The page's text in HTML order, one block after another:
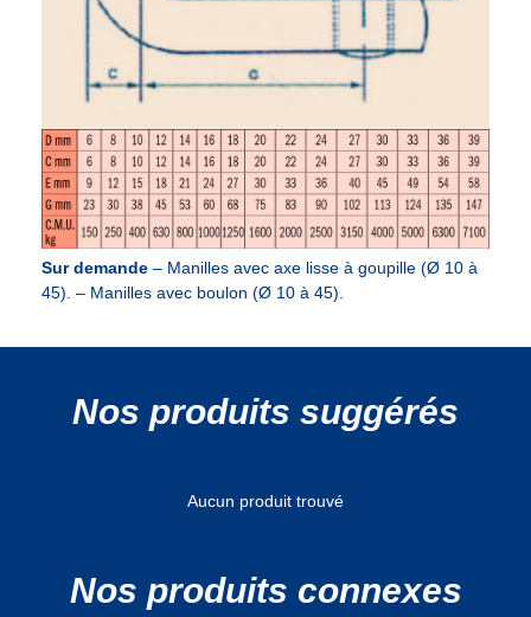
Sur demande – Manilles avec axe lisse à goupille (Ø 10 à
45). – Manilles avec boulon (Ø 10 à 45).
Nos produits suggérés
Aucun produit trouvé
Nos produits connexes